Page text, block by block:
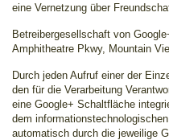
eine Vernetzung über
Betreibergesellschaft von
Amphitheatre Pkwy, Mountain
Durch jeden Aufruf einer der
den für die Verarbeitung
eine Google+ Schaltfläche
dem
automatisch durch die jeweilige